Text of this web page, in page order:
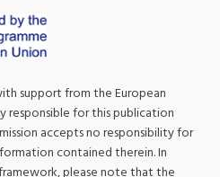
support from the European
responsible for this publication
accepts no responsibility for
contained therein. In